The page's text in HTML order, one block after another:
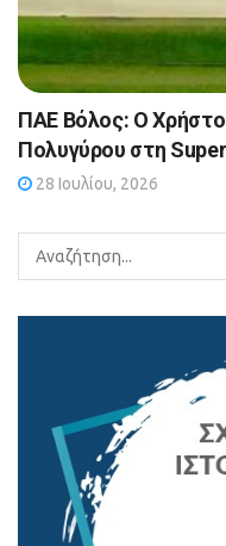
ΠΑΕ Βόλος: Ο
Πολυγύρου στη
28 Ιουλίου, 2026